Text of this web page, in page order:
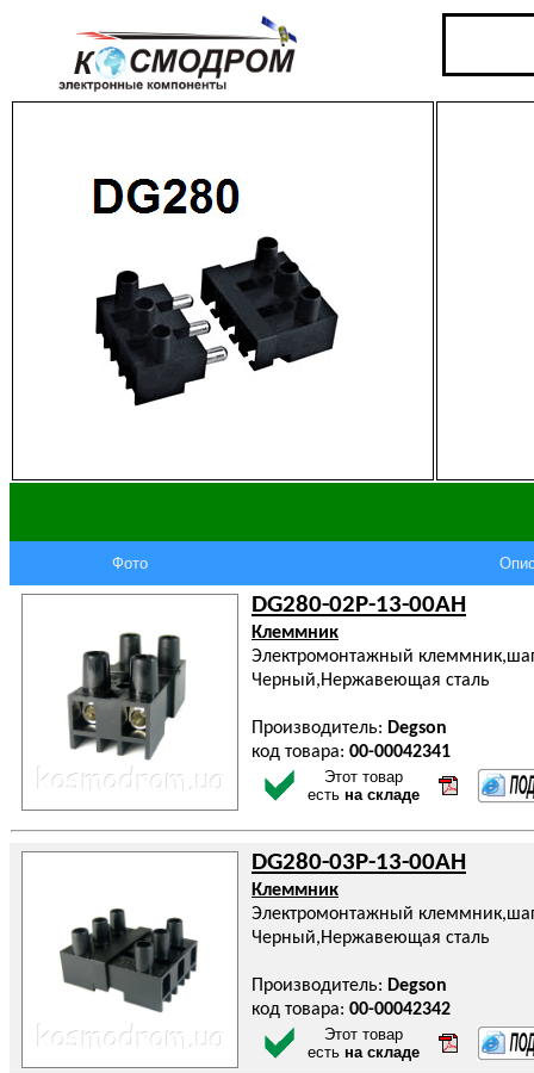
Фото
DG280-02P-13-00AH
Клеммник
Электромонтажный
Черный,Нержавеющая сталь
Производитель: Degson
код товара: 00-00042341
Этот товар
есть на складе
DG280-03P-13-00AH
Клеммник
Электромонтажный
Черный,Нержавеющая сталь
Производитель: Degson
код товара: 00-00042342
Этот товар
есть на складе